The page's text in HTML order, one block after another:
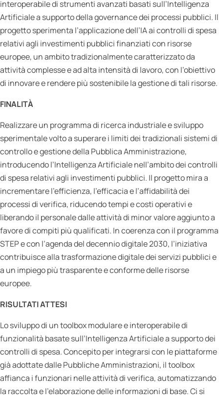
interoperabile di strumenti avanzati basati sull’Intelligenza
Artificiale a supporto della governance dei processi pubblici. Il
progetto sperimenta l’applicazione dell’IA ai controlli di spesa
relativi agli investimenti pubblici finanziati con risorse
europee, un ambito tradizionalmente caratterizzato da
attività complesse e ad alta intensità di lavoro, con l’obiettivo
di innovare e rendere più sostenibile la gestione di tali risorse.
FINALITÀ
Realizzare un programma di ricerca industriale e sviluppo
sperimentale volto a superare i limiti dei tradizionali sistemi di
controllo e gestione della Pubblica Amministrazione,
introducendo l’Intelligenza Artificiale nell’ambito dei controlli
di spesa relativi agli investimenti pubblici. Il progetto mira a
incrementare l’efficienza, l’efficacia e l’affidabilità dei
processi di verifica, riducendo tempi e costi operativi e
liberando il personale dalle attività di minor valore aggiunto a
favore di compiti più qualificati. In coerenza con il programma
STEP e con l’agenda del decennio digitale 2030, l’iniziativa
contribuisce alla trasformazione digitale dei servizi pubblici e
a un impiego più trasparente e conforme delle risorse
europee.
RISULTATI ATTESI
Lo sviluppo di un toolbox modulare e interoperabile di
funzionalità basate sull’Intelligenza Artificiale a supporto dei
controlli di spesa. Concepito per integrarsi con le piattaforme
già adottate dalle Pubbliche Amministrazioni, il toolbox
affianca i funzionari nelle attività di verifica, automatizzando
la raccolta e l’elaborazione delle informazioni di base. Ci si